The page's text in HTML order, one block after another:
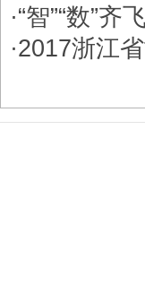
·“智”“数”
·2017浙江